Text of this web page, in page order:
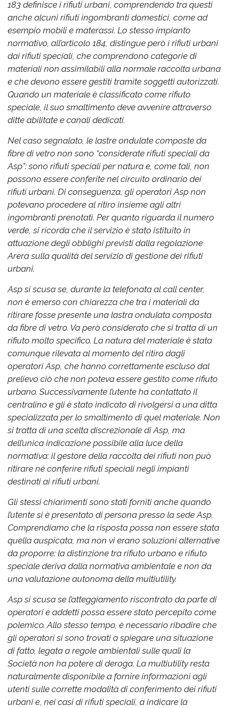
183 definisce i rifiuti urbani, comprendendo tra questi
anche alcuni rifiuti ingombranti domestici, come ad
esempio mobili e materassi. Lo stesso impianto
normativo, all’articolo 184, distingue però i rifiuti urbani
dai rifiuti speciali, che comprendono categorie di
materiali non assimilabili alla normale raccolta urbana
e che devono essere gestiti tramite soggetti autorizzati.
Quando un materiale è classificato come rifiuto
speciale, il suo smaltimento deve avvenire attraverso
ditte abilitate e canali dedicati.
Nel caso segnalato, le lastre ondulate composte da
fibre di vetro non sono “considerate rifiuti speciali da
Asp”: sono rifiuti speciali per natura e, come tali, non
possono essere conferite nel circuito ordinario dei
rifiuti urbani. Di conseguenza, gli operatori Asp non
potevano procedere al ritiro insieme agli altri
ingombranti prenotati. Per quanto riguarda il numero
verde, si ricorda che il servizio è stato istituito in
attuazione degli obblighi previsti dalla regolazione
Arera sulla qualità del servizio di gestione dei rifiuti
urbani.
Asp si scusa se, durante la telefonata al call center,
non è emerso con chiarezza che tra i materiali da
ritirare fosse presente una lastra ondulata composta
da fibre di vetro. Va però considerato che si tratta di un
rifiuto molto specifico. La natura del materiale è stata
comunque rilevata al momento del ritiro dagli
operatori Asp, che hanno correttamente escluso dal
prelievo ciò che non poteva essere gestito come rifiuto
urbano. Successivamente l’utente ha contattato il
centralino e gli è stato indicato di rivolgersi a una ditta
specializzata per lo smaltimento di quel materiale. Non
si tratta di una scelta discrezionale di Asp, ma
dell’unica indicazione possibile alla luce della
normativa: il gestore della raccolta dei rifiuti non può
ritirare né conferire rifiuti speciali negli impianti
destinati ai rifiuti urbani.
Gli stessi chiarimenti sono stati forniti anche quando
l’utente si è presentato di persona presso la sede Asp.
Comprendiamo che la risposta possa non essere stata
quella auspicata, ma non vi erano soluzioni alternative
da proporre: la distinzione tra rifiuto urbano e rifiuto
speciale deriva dalla normativa ambientale e non da
una valutazione autonoma della multiutility.
Asp si scusa se l’atteggiamento riscontrato da parte di
operatori e addetti possa essere stato percepito come
polemico. Allo stesso tempo, è necessario ribadire che
gli operatori si sono trovati a spiegare una situazione
di fatto, legata a regole ambientali sulle quali la
Società non ha potere di deroga. La multiutility resta
naturalmente disponibile a fornire informazioni agli
utenti sulle corrette modalità di conferimento dei rifiuti
urbani e, nei casi di rifiuti speciali, a indicare la